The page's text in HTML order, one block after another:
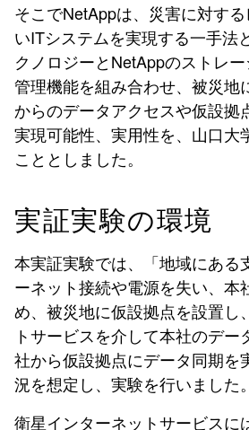
そこでNetAppは、災害に対す
いITシステムを実現する一手法
クノロジーとNetAppのストレ
管理機能を組み合わせ、被災地
からのデータアクセスや仮設拠
実現可能性、実用性を、山口大
こととしました。
実証実験の環境
本実証実験では、「地域にある
ーネット接続や電源を失い、本
め、被災地に仮設拠点を設置し
トサービスを介して本社のデー
社から仮設拠点にデータ同期を
況を想定し、実験を行いました。
衛星インターネットサービスに